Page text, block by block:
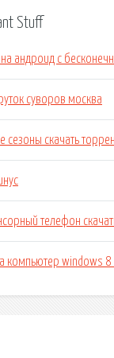
Stuff
андроид с
суворов москва
сезоны скачать
телефон
компьютер windows 8